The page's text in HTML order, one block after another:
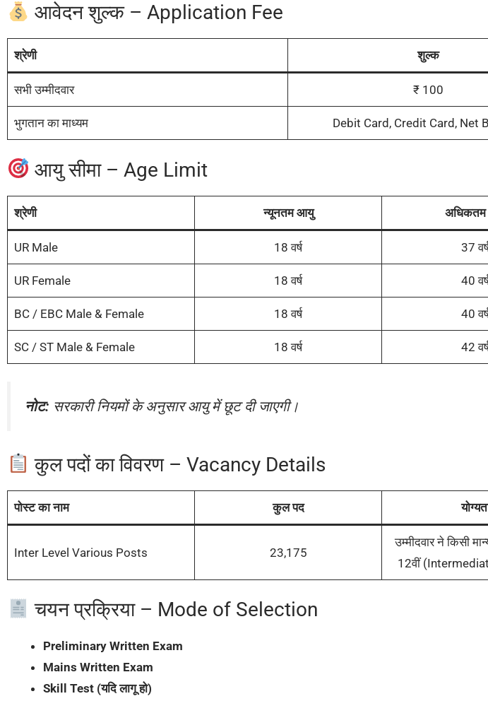
आवेदन शुल्क – Application Fee
श्रेणी शुल्क
सभी उम्मीदवार ₹ 100
भुगतान का माध्यम Debit Card, Credit Card, Net
आयु सीमा – Age Limit
श्रेणी न्यूनतम आयु
UR Male 18 वर्ष 37
UR Female 18 वर्ष 40
BC / EBC Male & Female 18 वर्ष 40
SC / ST Male & Female 18 वर्ष 42
नोट: सरकारी नियमों के अनुसार आयु में छूट दी जाएगी।
कुल पदों का विवरण – Vacancy Details
पोस्ट का नाम कुल पद
Inter Level Various Posts 23,175
उम्मीदवार ने किसी
12वीं
चयन प्रक्रिया – Mode of Selection
Preliminary Written Exam
Mains Written Exam
Skill Test (यदि लागू हो)